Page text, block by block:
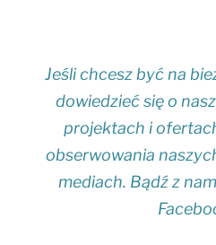
Jeśli chcesz być na
dowiedzieć się o
projektach i
obserwowania
mediach. Bądź z